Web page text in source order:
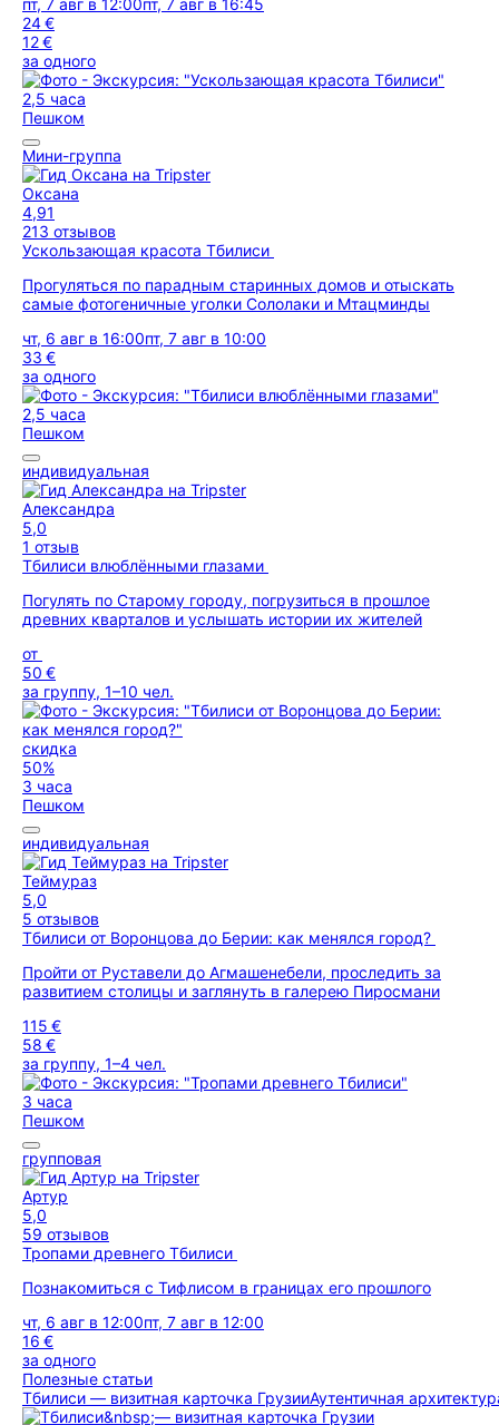
пт, 7 авг в 12:00пт, 7 авг в 16:45
24 €
12 €
за одного
2,5 часа
Пешком
Мини-группа
Оксана
4,91
213 отзывов
Ускользающая красота Тбилиси
Прогуляться по парадным старинных домов и отыскать
самые фотогеничные уголки Сололаки и Мтацминды
чт, 6 авг в 16:00пт, 7 авг в 10:00
33 €
за одного
2,5 часа
Пешком
индивидуальная
Александра
5,0
1 отзыв
Тбилиси влюблёнными глазами
Погулять по Cтарому городу, погрузиться в прошлое
древних кварталов и услышать истории их жителей
от
50 €
за группу, 1–10 чел.
скидка
50%
3 часа
Пешком
индивидуальная
Теймураз
5,0
5 отзывов
Тбилиси от Воронцова до Берии: как менялся город?
Пройти от Руставели до Агмашенебели, проследить за
развитием столицы и заглянуть в галерею Пиросмани
115 €
58 €
за группу, 1–4 чел.
3 часа
Пешком
групповая
Артур
5,0
59 отзывов
Тропами древнего Тбилиси
Познакомиться с Тифлисом в границах его прошлого
чт, 6 авг в 12:00пт, 7 авг в 12:00
16 €
за одного
Полезные статьи
Тбилиси — визитная карточка ГрузииАутентичная